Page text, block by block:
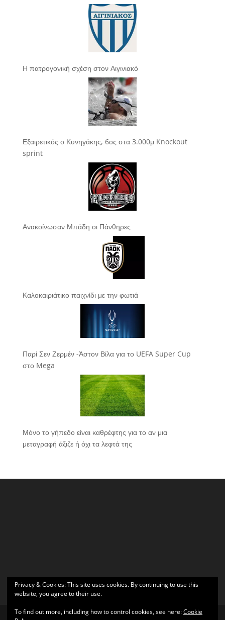
Η πατρογονική σχέση στον Αιγινιακό
Εξαιρετικός ο Κυνηγάκης, 6ος στα 3.000μ Knockout
sprint
Ανακοίνωσαν Μπάδη οι Πάνθηρες
Καλοκαιριάτικο παιχνίδι με την φωτιά
Παρί Σεν Ζερμέν -Άστον Βίλα για το UEFA Super Cup
στο Mega
Μόνο το γήπεδο είναι καθρέφτης για το αν μια
μεταγραφή άξιζε ή όχι τα λεφτά της
Privacy & Cookies: This site uses cookies. By continuing to use this
website, you agree to their use.
To find out more, including how to control cookies, see here:Cookie